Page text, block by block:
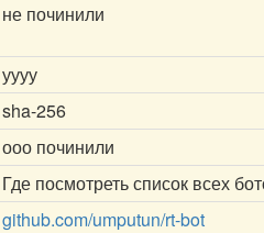
не починили
уууу
sha-256
ооо починили
Где посмотреть список всех
github.com/umputun/rt-bot